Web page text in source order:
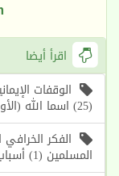
اقرأ أيضا
الوقفات
(25) اسما الله (الأول، الآخر) (موعظة الأسبوع)
الفكر
المسلمين (1) أسباب حرص الغرب على إحياء هذا الفكر (1)